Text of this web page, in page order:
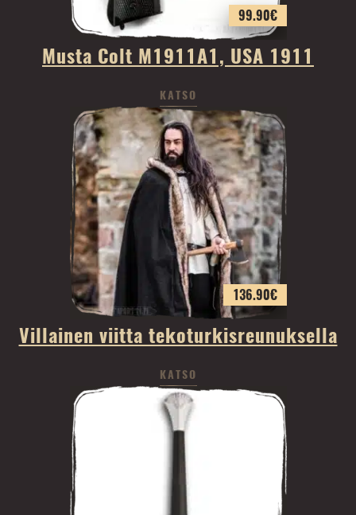
99.90€
Musta Colt M1911A1, USA 1911
KATSO
136.90€
Villainen viitta tekoturkisreunuksella
KATSO